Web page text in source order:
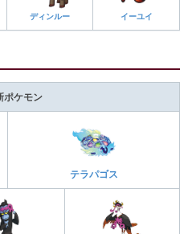
ディンルー イーユイ
ポケモン
テラパゴス